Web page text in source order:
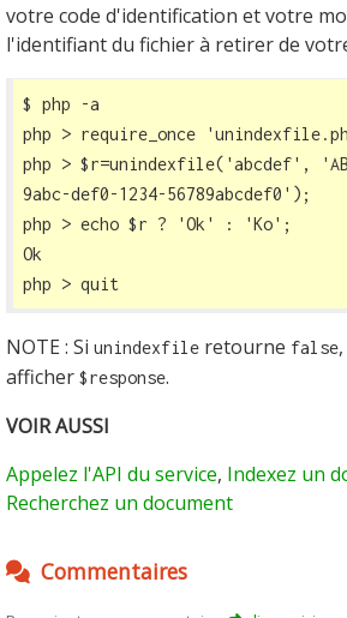
votre code d'identification et votre
l'identifiant du fichier à retirer de
$ php -a
php > require_once
php > $r=unindexfile('abcdef',
9abc-def0-1234-56789abcdef0');
php > echo $r ? 'Ok' : 'Ko';
Ok
php > quit
NOTE : Si unindexfile retourne false
afficher $response.
VOIR AUSSI
Appelez l'API du service, Indexez un
Recherchez un document
Commentaires